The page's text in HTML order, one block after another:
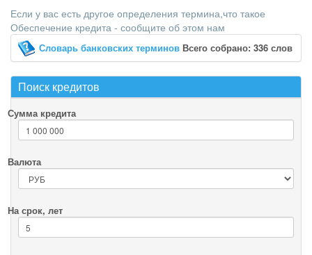
Если у вас есть другое определения термина,что такое
Обеспечение кредита - сообщите об этом нам
Словарь банковских терминов Всего собрано: 336 слов
Поиск кредитов
Сумма кредита
Валюта
На срок, лет